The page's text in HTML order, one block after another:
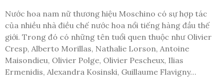
Nước hoa nam nữ thương hiệu Moschino có sự hợp tác
của nhiều nhà điều chế nước hoa nổi tiếng hàng đầu thế
giới. Trong đó có những tên tuổi quen thuộc như Olivier
Cresp, Alberto Morillas, Nathalie Lorson, Antoine
Maisondieu, Olivier Polge, Olivier Pescheux, Ilias
Ermenidis, Alexandra Kosinski, Guillaume Flavigny…